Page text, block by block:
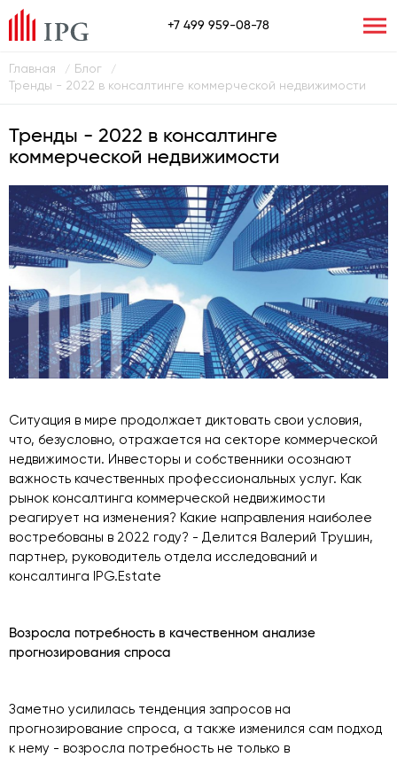
+7 499 959-08-78
Главная / Блог /
Тренды - 2022 в консалтинге коммерческой недвижимости
Тренды - 2022 в консалтинге
коммерческой недвижимости
Ситуация в мире продолжает диктовать свои условия,
что, безусловно, отражается на секторе коммерческой
недвижимости. Инвесторы и собственники осознают
важность качественных профессиональных услуг. Как
рынок консалтинга коммерческой недвижимости
реагирует на изменения? Какие направления наиболее
востребованы в 2022 году? - Делится Валерий Трушин,
партнер, руководитель отдела исследований и
консалтинга IPG.Estate
Возросла потребность в качественном анализе
прогнозирования спроса
Заметно усилилась тенденция запросов на
прогнозирование спроса, а также изменился сам подход
к нему - возросла потребность не только в